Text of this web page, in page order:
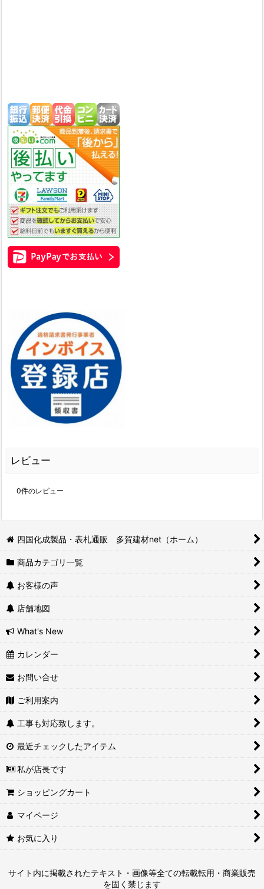
レビュー
0件のレビュー
四国化成製品・表札通販 多賀建材net（ホーム）
商品カテゴリ一覧
お客様の声
店舗地図
What's New
カレンダー
お問い合せ
ご利用案内
工事も対応致します。
最近チェックしたアイテム
私が店長です
ショッピングカート
マイページ
お気に入り
サイト内に掲載されたテキスト・画像等全ての転載転用・商業販売
を固く禁じます